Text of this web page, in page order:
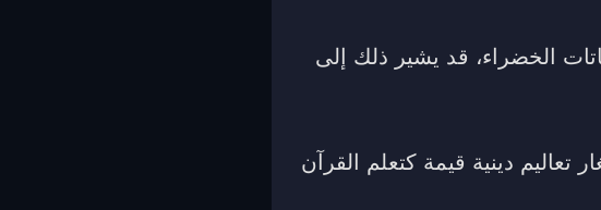
الخضراء، قد يشير ذلك إلى
تعاليم دينية قيمة كتعلم القرآن